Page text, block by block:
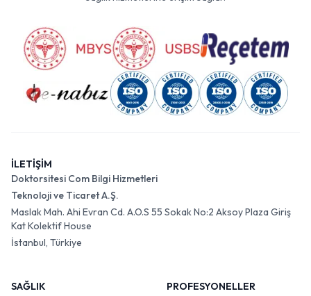
İLETİŞİM
Doktorsitesi Com Bilgi Hizmetleri
Teknoloji ve Ticaret A.Ş.
Maslak Mah. Ahi Evran Cd. A.O.S 55 Sokak No:2 Aksoy Plaza Giriş
Kat Kolektif House
İstanbul, Türkiye
SAĞLIK
PROFESYONELLER